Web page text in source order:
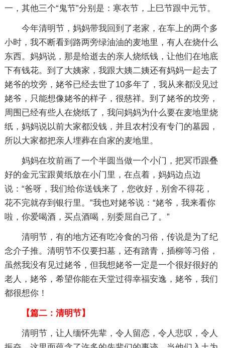
一，其他三个“鬼节”分别是：寒衣节，上巳节跟中元节。
今年清明节，妈妈带我回到了老家，在车上的两个多
小时，我不断看到路两旁绿油油的麦地里，有人在烧什么
东西。妈妈说，那是给逝去的亲人烧纸钱，让他们在地底
下有钱花。到了大姨家，我跟大姨二姨还有妈妈一起去了
姥爷的坟旁，姥爷已经去世了10多年了，我从来都没见过
姥爷，只能想像姥爷的样子，很慈祥。到了姥爷的坟旁，
周围已经有些人在烧纸了，我问妈妈为什么要在麦地里烧
纸，妈妈说以前大家都没钱，并且农村没有专门的墓园，
所以大家都把亲人埋葬在自家的麦地里。
妈妈在坟前画了一个半圆当做一个小门，把冥币跟叠
好的金元宝跟黄纸放在小门里，在点着，妈妈边点边
说：“爸呀，我们给你送钱来了，您收好，别舍不得花，
花不完就存到银行里。”我也对姥爷说：“姥爷，我来看你
啦，你爱喝酒，买点酒喝，别委屈自己了。”
清明节，有的地方还有吃冷食的习俗，传说是为了纪
念介子推。清明节不仅要扫墓，还有踏青，插柳等习俗，
虽然我没有见过姥爷，但我想姥爷一定是一个很好很好的
老人，姥爷，希望你能在天堂过得幸福安逸，姥爷，我们
都很想你！
【篇二：清明节】
清明节，让人缅怀先辈，令人留恋，令人悲叹，令人